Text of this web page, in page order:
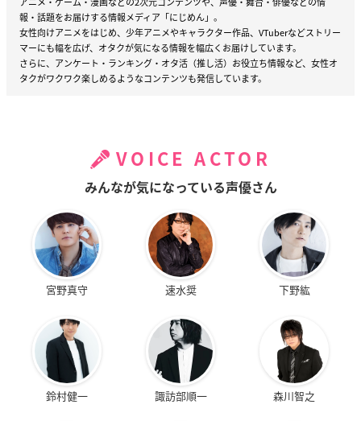
報・話題をお届けする情報メディア「にじめん」。
女性向けアニメをはじめ、少年アニメやキャラクター作品、VTuberなどストリー
マーにも幅を広げ、オタクが気になる情報を幅広くお届けしています。
さらに、アンケート・ランキング・オタ活（推し活）お役立ち情報など、女性オ
タクがワクワク楽しめるようなコンテンツも発信しています。
VOICE ACTOR
みんなが気になっている声優さん
宮野真守 速水奨 下野紘
鈴村健一 諏訪部順一 森川智之